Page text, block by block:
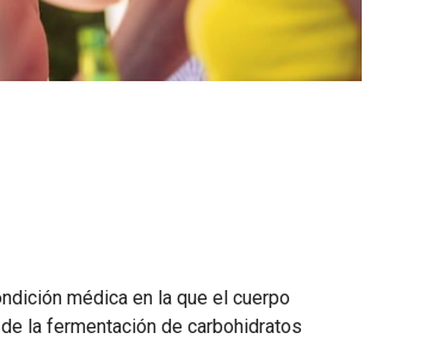
médica en la que el cuerpo
la fermentación de carbohidratos